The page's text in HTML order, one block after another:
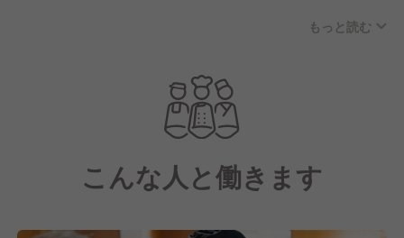
もっと読む
こんな人と働きます